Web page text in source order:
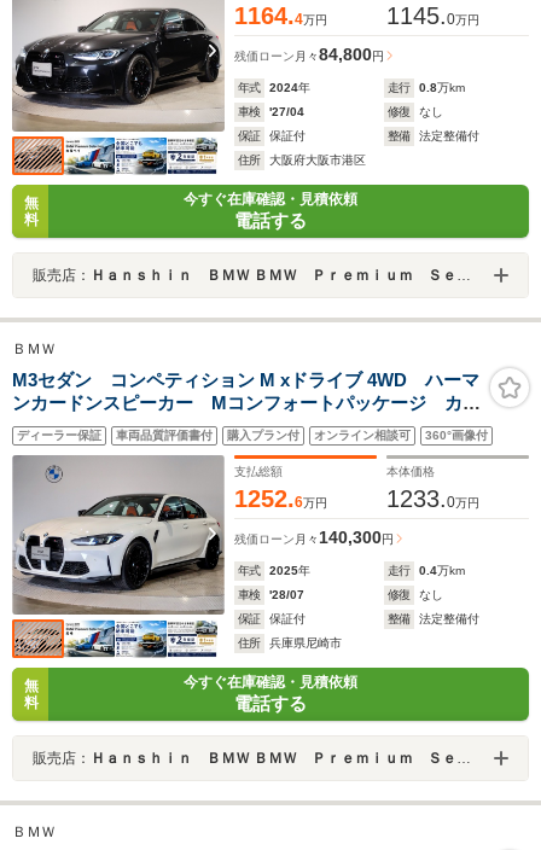
1164.4万円 1145.0万円
残価ローン 月々84,800円
年式 2024年 走行 0.8万km
車検
'27/04 修復
なし
保証
保証付 整備
法定整備付
住所
大阪府大阪市港区
無
料
今すぐ在庫確認・見積依頼
電話する
販売店： Ｈａｎｓｈｉｎ ＢＭＷ ＢＭＷ Ｐｒｅｍｉｕｍ Ｓｅｌｅｃｔｉｏｎ 大阪ベイ
ＢＭＷ
M3セダン コンペティション M xドライブ 4WD ハーマ
ンカードンスピーカー Mコンフォートパッケージ カー
ボンインテリア カーボンルーフ フルセグTV ハンド
ルヒーター シートヒーター シートクーラー パドル
シフト カーブドディスプレイ ヘッドアップD
ディーラー保証 車両品質評価書付 購入プラン付 オンライン相談可 360°画像付
支払総額
1252.6万円
本体価格
1233.0万円
残価ローン 月々 140,300円
年式 2025年 走行 0.4万km
車検
'28/07 修復
なし
保証
保証付 整備
法定整備付
住所
兵庫県尼崎市
無
料
今すぐ在庫確認・見積依頼
電話する
販売店： Ｈａｎｓｈｉｎ ＢＭＷ ＢＭＷ Ｐｒｅｍｉｕｍ Ｓｅｌｅｃｔｉｏｎ 尼崎
ＢＭＷ